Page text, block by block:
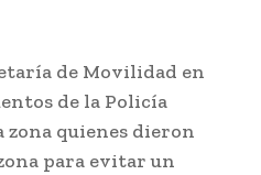
de Movilidad en
de la Policía
quienes dieron
para evitar un